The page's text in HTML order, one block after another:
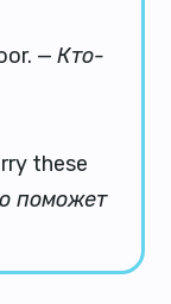
—Кто-
these
поможет